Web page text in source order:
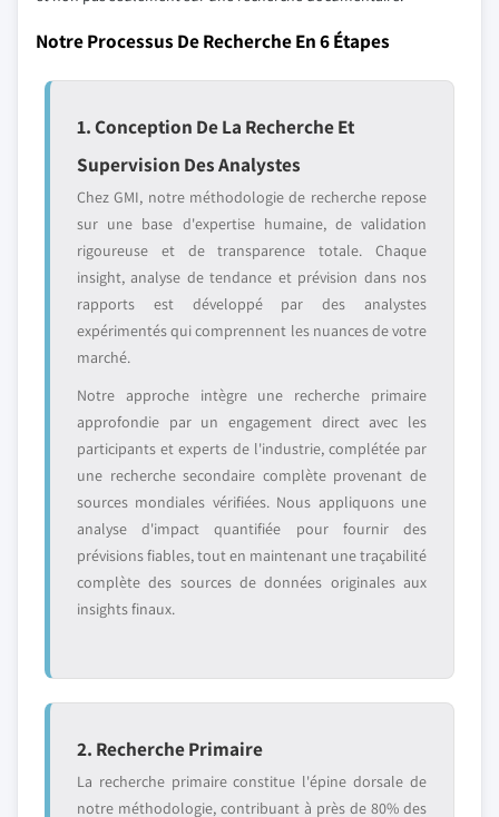
Notre Processus De Recherche En 6 Étapes
1. Conception De La Recherche Et
Supervision Des Analystes
Chez GMI, notre méthodologie de recherche repose
sur une base d'expertise humaine, de validation
rigoureuse et de transparence totale. Chaque
insight, analyse de tendance et prévision dans nos
rapports est développé par des analystes
expérimentés qui comprennent les nuances de votre
marché.
Notre approche intègre une recherche primaire
approfondie par un engagement direct avec les
participants et experts de l'industrie, complétée par
une recherche secondaire complète provenant de
sources mondiales vérifiées. Nous appliquons une
analyse d'impact quantifiée pour fournir des
prévisions fiables, tout en maintenant une traçabilité
complète des sources de données originales aux
insights finaux.
2. Recherche Primaire
La recherche primaire constitue l'épine dorsale de
notre méthodologie, contribuant à près de 80% des